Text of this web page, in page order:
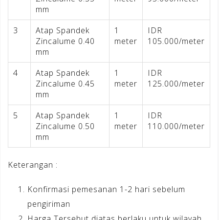
mm
3
Atap Spandek
Zincalume 0.40
mm
1
meter
IDR
105.000/meter
4
Atap Spandek
Zincalume 0.45
mm
1
meter
IDR
125.000/meter
5
Atap Spandek
Zincalume 0.50
mm
1
meter
IDR
110.000/meter
Keterangan :
Konfirmasi pemesanan 1-2 hari sebelum
pengiriman